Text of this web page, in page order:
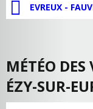
EVREUX -
MÉTÉO DES
ÉZY-SUR-